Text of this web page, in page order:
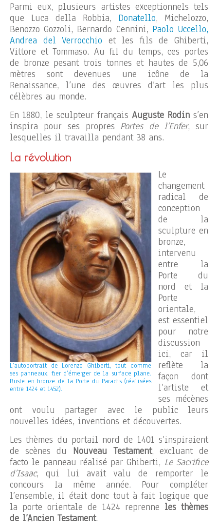
Parmi eux, plusieurs artistes exceptionnels tels
que Luca della Robbia, Donatello, Michelozzo,
Benozzo Gozzoli, Bernardo Cennini, Paolo Uccello,
Andrea del Verrocchio et les fils de Ghiberti,
Vittore et Tommaso. Au fil du temps, ces portes
de bronze pesant trois tonnes et hautes de 5,06
mètres sont devenues une icône de la
Renaissance, l’une des œuvres d’art les plus
célèbres au monde.
En 1880, le sculpteur français Auguste Rodin s’en
inspira pour ses propres Portes de l’Enfer, sur
lesquelles il travailla pendant 38 ans.
La révolution
L’autoportrait de Lorenzo Ghiberti, tout comme
ses panneaux, fier d’émerger de la surface plane.
Buste en bronze de la Porte du Paradis (réalisées
entre 1424 et 1452).
Le
changement
radical de
conception
de la
sculpture en
bronze,
intervenu
entre la
Porte du
nord et la
Porte
orientale,
est essentiel
pour notre
discussion
ici, car il
reflète la
façon dont
l’artiste et
ses mécènes
ont voulu partager avec le public leurs
nouvelles idées, inventions et découvertes.
Les thèmes du portail nord de 1401 s’inspiraient
de scènes du Nouveau Testament, excluant de
facto le panneau réalisé par Ghiberti, Le Sacrifice
d’Isaac, qui lui avait valu de remporter le
concours la même année. Pour compléter
l’ensemble, il était donc tout à fait logique que
la porte orientale de 1424 reprenne les thèmes
de l’Ancien Testament.